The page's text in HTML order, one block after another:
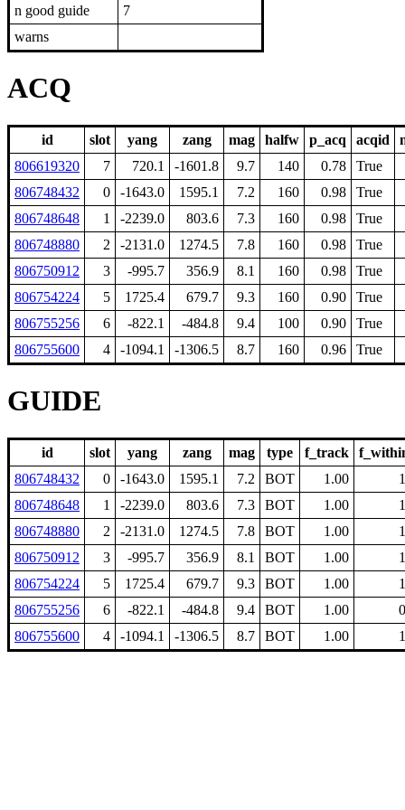
n good guide
7
warns
ACQ
id slot yang zang mag halfw p_acq acqid
806619320
7 720.1 -1601.8 9.7 140 0.78
True
806748432
0 -1643.0 1595.1 7.2 160 0.98
True
806748648
1 -2239.0 803.6 7.3 160 0.98
True
806748880
2 -2131.0 1274.5 7.8 160 0.98
True
806750912
3 -995.7 356.9 8.1 160 0.98
True
806754224
5 1725.4 679.7 9.3 160 0.90
True
806755256
6 -822.1 -484.8 9.4 100 0.90
True
806755600
4 -1094.1 -1306.5 8.7 160 0.96 True
GUIDE
id slot yang zang mag type f_track
806748432
0 -1643.0 1595.1 7.2 BOT 1.00
806748648
1 -2239.0 803.6 7.3 BOT 1.00
806748880
2 -2131.0 1274.5 7.8 BOT 1.00
806750912
3 -995.7 356.9 8.1 BOT 1.00
806754224
5 1725.4 679.7 9.3 BOT 1.00
806755256
6 -822.1 -484.8 9.4 BOT 1.00
806755600
4 -1094.1 -1306.5 8.7 BOT 1.00